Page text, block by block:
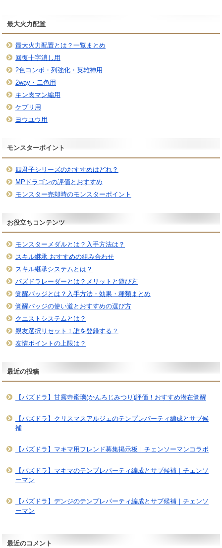
最大火力配置
最大火力配置とは？一覧まとめ
回復十字消し用
2色コンボ・列強化・英雄神用
2way・二色用
キン肉マン編用
ケプリ用
ヨウユウ用
モンスターポイント
四君子シリーズのおすすめはどれ？
MPドラゴンの評価とおすすめ
モンスター売却時のモンスターポイント
お役立ちコンテンツ
モンスターメダルとは？入手方法は？
スキル継承 おすすめの組み合わせ
スキル継承システムとは？
パズドラレーダーとは？メリットと遊び方
覚醒バッジとは？入手方法・効果・種類まとめ
覚醒バッジの使い道とおすすめの選び方
クエストシステムとは？
親友選択リセット！誰を登録する？
友情ポイントの上限は？
最近の投稿
【パズドラ】甘露寺蜜璃(かんろじみつり)評価！おすすめ潜在覚醒
【パズドラ】クリスマスアルジェのテンプレパーティ編成とサブ候
補
【パズドラ】マキマ用フレンド募集掲示板｜チェンソーマンコラボ
【パズドラ】マキマのテンプレパーティ編成とサブ候補｜チェンソ
ーマン
【パズドラ】デンジのテンプレパーティ編成とサブ候補｜チェンソ
ーマン
最近のコメント